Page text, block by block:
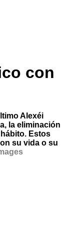
con
Alexéi
la eliminación
Estos
su vida o su